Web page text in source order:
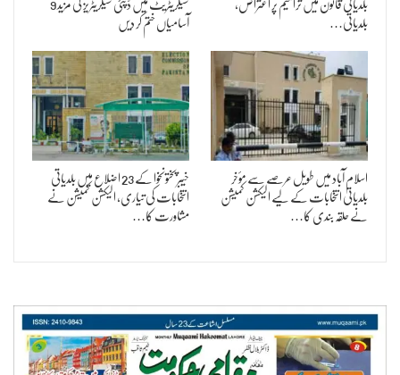
بلدیاتی قانون میں ترامیم پر اعتراض،
بلدیاتی…
سیکریٹریٹ میں ڈپٹی سیکریٹریز کی مزید 9
آسامیاں ختم کر دیں
اسلام آباد میں طویل عرصے سے مؤخر
بلدیاتی انتخابات کے لیے الیکشن کمیشن
نے حلقہ بندی کا…
خیبرپختونخوا کے 23 اضلاع میں بلدیاتی
انتخابات کی تیاری، الیکشن کمیشن نے
مشاورت کا…